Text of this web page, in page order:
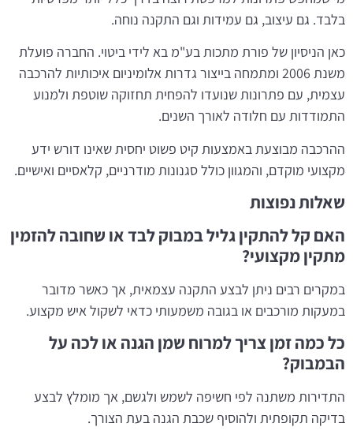
בלבד. גם עיצוב, גם עמידות וגם התקנה נוחה.
כאן הניסיון של פורת מתכות בע"מ בא לידי ביטוי. החברה פועלת
משנת 2006 ומתמחה בייצור גדרות אלומיניום איכותיות להרכבה
עצמית, עם פתרונות שנועדו להפחית תחזוקה שוטפת ולמנוע
התמודדות עם חלודה לאורך השנים.
ההרכבה מבוצעת באמצעות קיט פשוט יחסית שאינו דורש ידע
מקצועי מוקדם, והמגוון כולל סגנונות מודרניים, קלאסיים ואישיים.
שאלות נפוצות
האם קל להתקין גליל במבוק לבד או שחובה להזמין
מתקין מקצועי?
במקרים רבים ניתן לבצע התקנה עצמאית, אך כאשר מדובר
במעקות מורכבים או בגובה משמעותי כדאי לשקול איש מקצוע.
כל כמה זמן צריך למרוח שמן הגנה או לכה על
הבמבוק?
התדירות משתנה לפי חשיפה לשמש ולגשם, אך מומלץ לבצע
בדיקה תקופתית ולהוסיף שכבת הגנה בעת הצורך.